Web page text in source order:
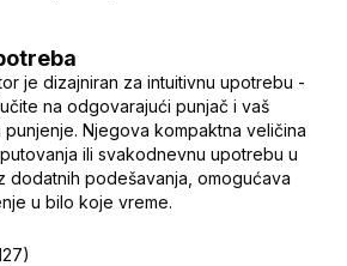
je dizajniran za intuitivnu upotrebu -
na odgovarajući punjač i vaš
Njegova kompaktna veličina
ili svakodnevnu upotrebu u
dodatnih podešavanja, omogućava
u bilo koje vreme.